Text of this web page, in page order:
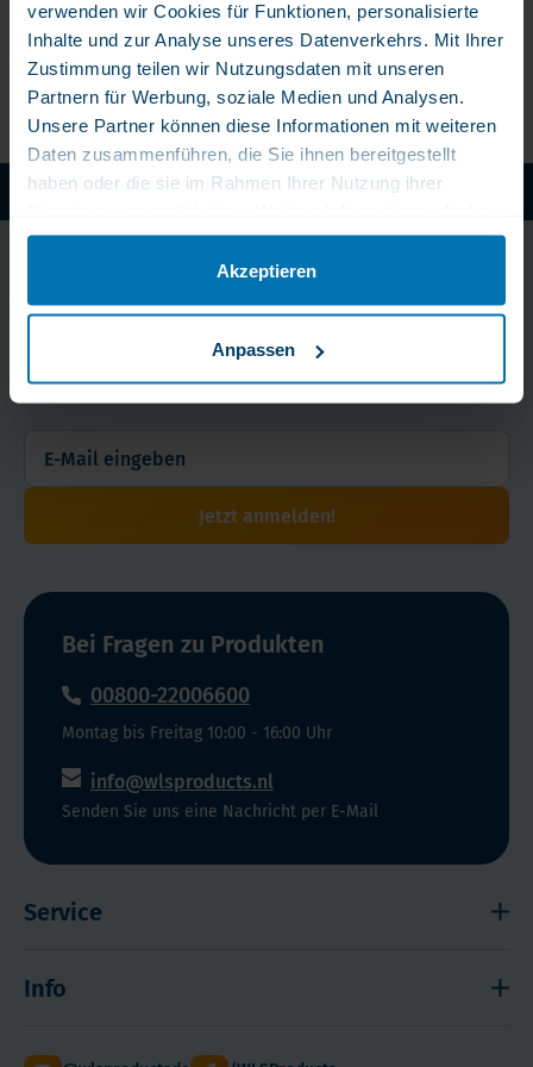
verwenden wir Cookies für Funktionen, personalisierte
Inhalte und zur Analyse unseres Datenverkehrs. Mit Ihrer
Zustimmung teilen wir Nutzungsdaten mit unseren
Partnern für Werbung, soziale Medien und Analysen.
Unsere Partner können diese Informationen mit weiteren
Daten zusammenführen, die Sie ihnen bereitgestellt
haben oder die sie im Rahmen Ihrer Nutzung ihrer
Sie in unserer Datenschutzerklärung.
Akzeptieren
Anpassen
an
Bio-Innovations: „Wir müssen Menschen
helfen“
WLS Pure: Ohne chemische Zusatze
Bleib immer am Puls
der Zeit!
Erhalten Sie exklusive Tipps, Angebote und Neuigkeiten
Jetzt anmelden!
Bei Fragen zu Produkten
00800-22006600
Montag bis Freitag 10:00 - 16:00 Uhr
info@wlsproducts.nl
Senden Sie uns eine Nachricht per E-Mail
Service
Info